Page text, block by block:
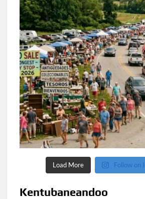
Load More Follow on
Kentubaneandoo